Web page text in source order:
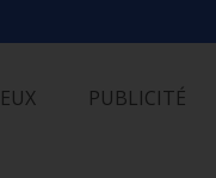
PUBLICITÉ